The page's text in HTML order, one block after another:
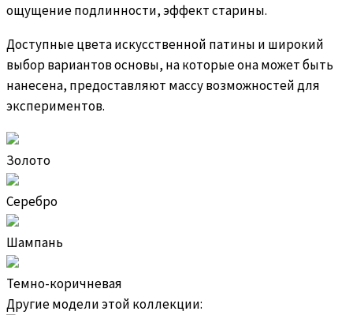
ощущение подлинности, эффект старины.
Доступные цвета искусственной патины и широкий
выбор вариантов основы, на которые она может быть
нанесена, предоставляют массу возможностей для
экспериментов.
Золото
Серебро
Шампань
Темно-коричневая
Другие модели этой коллекции: